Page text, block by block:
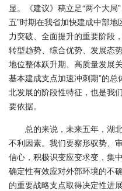
显。《建议》稿立足“两个大局
五”时期在我省加快建成中部
力突破、全面提升的重要阶段
转型趋势、综合优势、发展态
地位整体跃升期、高质量发展
基本建成支点加速冲刺期”的总
北发展的阶段性特征，也是我
要依据。
总的来说，未来五年，湖
不利因素。我们要察形驭势、
信心，积极识变应变求变，集
确定性有效应对外部环境的不
的重要战略支点取得决定性进展